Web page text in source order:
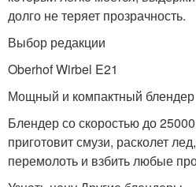
долго не теряет прозрачность.
Выбор редакции
Oberhof Wirbel E21
Мощный и компактный блендер
Блендер со скоростью до
приготовит смузи, расколет
перемолоть и взбить любые